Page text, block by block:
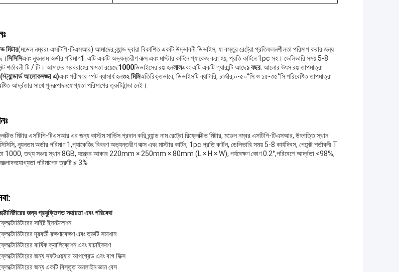
মিটার(মডেল নম্বরঃ এসটিপি-টিএসআর) আমাদের ব্র্যান্ড দ্বারা বিকাশিত একটি উদ্ভাবনী ডিভাইস, যা বস্তুর রেট্রো প্রতিফলনশীলতা পরিমাপ করার জন্য
সিসিসিএবং ন্যূনতম অর্ডার পরিমাণ1 . এটি একটি অভ্যন্তরীণ বাক্স এবং মাস্টার কার্টনে প্যাকেজ করা হয়, প্রতি কার্টনে 1pc সহ। ডেলিভারি সময় 5-8
শর্তাবলী টি / টি। আমাদের সরবরাহের ক্ষমতা রয়েছে1000ডিভাইসের রঙ হললালএবং এটি একটি গ্যারান্টি আছে১ বছর. আলোর উৎস রঙ তাপমাত্রা
আলোকসজ্জা এ)এবং পরীক্ষার স্পট ব্যাসার্ধ হল৩২ মিমিঅতিরিক্তভাবে, ডিভাইসটি ব্যাটারি, চার্জার,০-৫০°সি ও ১৫-৩৫°সি পরিবেষ্টিত তাপমাত্রা
আর্দ্রতার সাথে পুনরুত্পাদনযোগ্যতা পরিমাপের ত্রুটিঠান্ডা নেই।
মিটার এসটিপি-টিএসআর এর জন্য কাস্টম সার্ভিস প্রদান করি ব্র্যান্ড নাম রেট্রো রিফ্লেক্টিভ মিটার, মডেল নম্বর এসটিপি-টিএসআর, উৎপত্তি স্থান
সিসিসি, ন্যূনতম অর্ডার পরিমাণ 1,প্যাকেজিং বিবরণ অভ্যন্তরীণ বাক্স এবং মাস্টার কার্টন, 1pc প্রতি কার্টন, ডেলিভারি সময় 5-8 কার্যদিবস, পেমেন্ট শর্তাবলী T
1000, তথ্য সঞ্চয় স্থান 8GB, যন্ত্রের আকার 220mm × 250mm × 80mm (L × H × W), পর্যবেক্ষণ কোণ 0.2°,পরিবেশে আর্দ্রতা <98%,
পরিমাপের ত্রুটি ≤ 3%
জন্য প্রযুক্তিগত সহায়তা এবং পরিষেবা
সাইট ইনস্টলেশন
দূরবর্তী রক্ষণাবেক্ষণ এবং ত্রুটি সমাধান
বার্ষিক ক্যালিব্রেশন এবং যাচাইকরণ
জন্য সফটওয়্যার আপগ্রেড এবং বাগ ফিক্স
জন্য একটি বিস্তৃত অনলাইন জ্ঞান বেস